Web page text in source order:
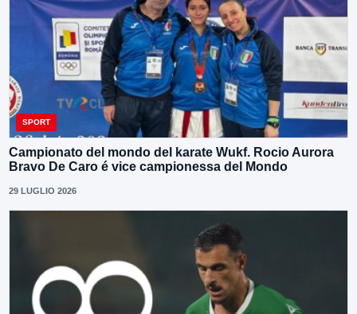
SPORT
Campionato del mondo del karate Wukf. Rocio Aurora
Bravo De Caro é vice campionessa del Mondo
29 LUGLIO 2026